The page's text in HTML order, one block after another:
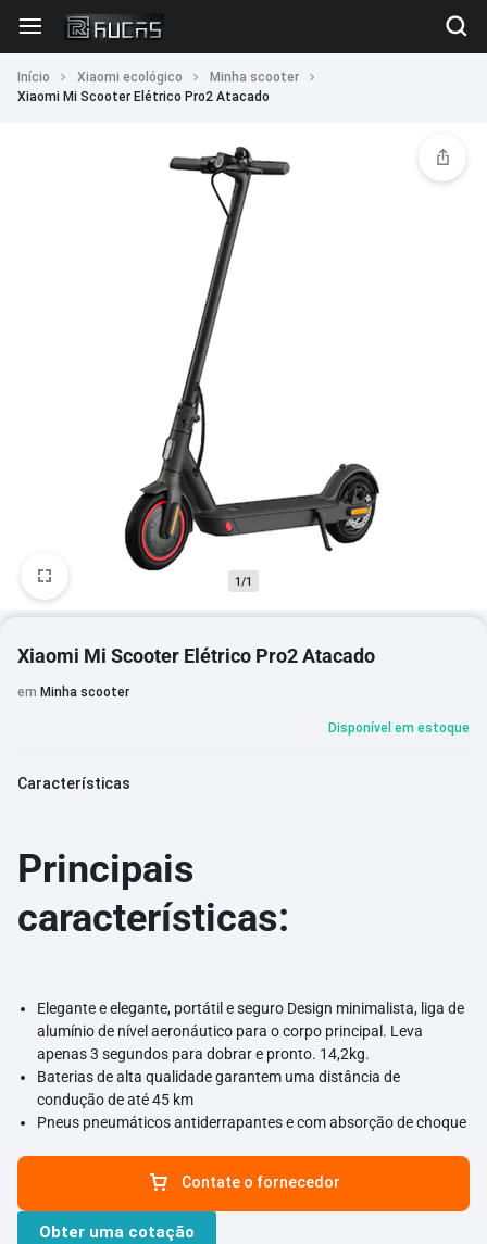
Início Xiaomi ecológico
Minha scooter
Xiaomi Mi Scooter Elétrico Pro2 Atacado
1/1
Xiaomi Mi Scooter Elétrico Pro2 Atacado
em Minha scooter
Disponível em estoque
Características
Principais
características:
Elegante e elegante, portátil e seguro Design minimalista, liga de
alumínio de nível aeronáutico para o corpo principal. Leva
apenas 3 segundos para dobrar e pronto. 14,2kg.
Baterias de alta qualidade garantem uma distância de
condução de até 45 km
Pneus pneumáticos antiderrapantes e com absorção de choque
Sistema de travagem duploContate o fornecedor
Obter uma cotação